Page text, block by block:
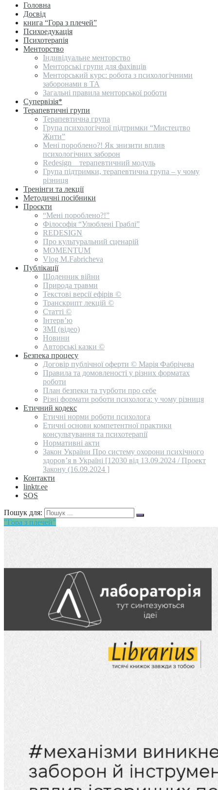
Головна
Досвід
книга “Гора з плечей”
Психоедукація
Психотерапія
Менторство
Індивідуальне менторство
Менторські групи для фахівців
Менторський курс: робота з психологічними
заборонами в ТА
Загальні правила менторської роботи
Супервізія*
Терапевтичні групи
Терапевтична група
Група психологічної підтримки “Мистецтво
Жити”
Мені пороблено?! Як знизити вплив
психологічних заборон
Redesign _ терапевтичний модуль
Група підтримки, терапевтична група – у чому
різниця
Тренінги та лекції
Методичні посібники
Проєкти
“Мені пороблено?!”
Філософія “Улюблені Граблі”
REDESIGN
Про культуральний сценарій
MOMENTUM
Vlog M.Fabricheva
Публікації
Щоденник війни
Природа травми
Текстові версії ефірів ©
Транскрипт лекцій ©
Статті ©
Інтерв’ю
ЗМІ (відео)
Новини
Авторські казки ©
Безпека процесу
Договір публічної оферти © Марія Фабрічева
Правила та домовленості у різних форматах
роботи
План безпеки та турботи про себе
Різні формати роботи психолога: у чому різниця
Етичний кодекс
Етичні норми роботи психолога
Етичні основи компетентної практики
консультування та психотерапії
Нормативні акти
Закон України Про систему охорони психічного
здоров’я в Україні [12030 від 13.09.2024 / Проект
Закону (16.09.2024 ]
Контакти
linktr.ee
SOS
Пошук для:
"Гора з плечей"